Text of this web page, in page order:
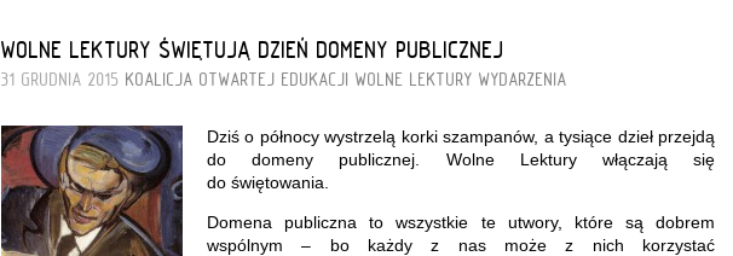
WOLNE LEKTURY ŚWIĘTUJĄ DZIEŃ DOMENY PUBLICZNEJ
31 GRUDNIA 2015 KOALICJA OTWARTEJ EDUKACJI WOLNE LEKTURY WYDARZENIA
Dziś o północy wystrzelą korki szampanów, a tysiące dzieł przejdą
do domeny publicznej. Wolne Lektury włączają się
do świętowania.
Domena publiczna to wszystkie te utwory, które są dobrem
wspólnym – bo każdy z nas może z nich korzystać